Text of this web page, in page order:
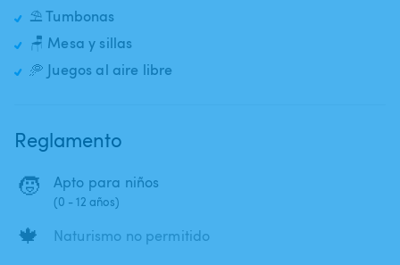
⛱️ Tumbonas
🪑 Mesa y sillas
🥏 Juegos al aire libre
Reglamento
🧒 Apto para niños
(0 - 12 años)
🍁 Naturismo no permitido